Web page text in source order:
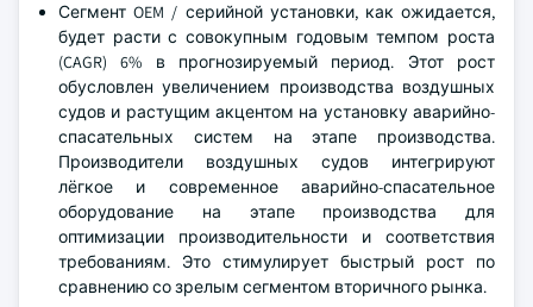
Сегмент OEM / серийной установки, как ожидается,
будет расти с совокупным годовым темпом роста
(CAGR) 6% в прогнозируемый период. Этот рост
обусловлен увеличением производства воздушных
судов и растущим акцентом на установку аварийно-
спасательных систем на этапе производства.
Производители воздушных судов интегрируют
лёгкое и современное аварийно-спасательное
оборудование на этапе производства для
оптимизации производительности и соответствия
требованиям. Это стимулирует быстрый рост по
сравнению со зрелым сегментом вторичного рынка.